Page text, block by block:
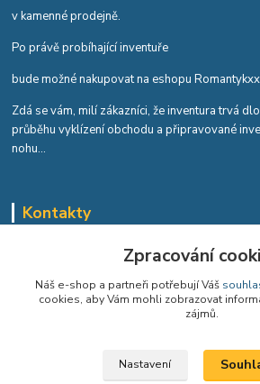
v kamenné prodejně.
Po právě probíhající inventuře
bude možné nakupovat na eshopu
Zdá se vám, milí zákazníci, že inventura trvá
průběhu vyklízení obchodu a připravované
nohu...
Kontakty
Romana Tykvová
+420 608 519 697
info@romantykxxl.cz
Zpracování
Náš e-shop a partneři potřebují Váš
cookies, aby Vám mohli zobrazovat
zájmů.
Nastavení